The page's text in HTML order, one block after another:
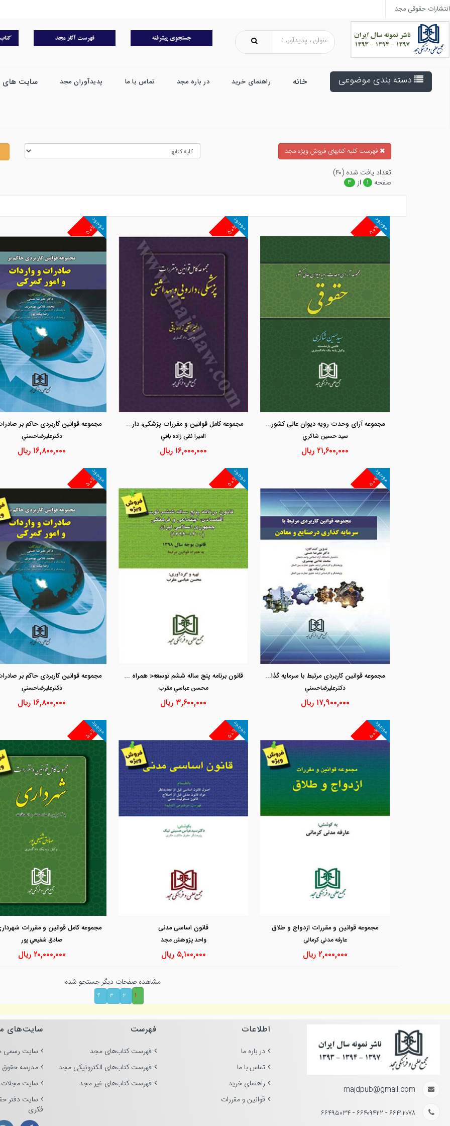
انتشارات حقوقی مجد
دسته بندی موضوعی خانه راهنمای خرید در باره مجد تماس با ما پدیدآوران مجد سایت های
فهرست کلیه کتابهای فروش ویژه مجد
تعداد يافت شده (۴۰)
صفحه
۱ از ۳
۵۰%
موجود
مجموعه آرای وحدت رویه دیوان عالی کشور «حقوقی»
سيد حسين شاكري
۲۱,۶۰۰,۰۰۰ریال
۵۰%
موجود
مشاهده و خرید
مجموعه کامل قوانین و مقررات پزشکی، دارویی و بهداشتی
الميرا نقي زاده باقي
۱۶,۰۰۰,۰۰۰ ریال
۵۰%
موجود
دكترعليرضاحسني
۱۶,۸۰۰,۰۰۰ ریال
۵۰%
موجود
مجموعه قوانین کاربردی مرتبط با سرمایه گذاری در صنایع و معادن
دكترعليرضاحسني
۱۷,۹۰۰,۰۰۰ ریال
۵۰%
موجود
مشاهده و خرید
قانون برنامه پنج ساله ششم توسعه« همراه قانون بودجه »(1400-1396)
محسن عباسي مقرب
۳,۶۰۰,۰۰۰ریال
۵۰%
موجود
دكترعليرضاحسني
۱۶,۸۰۰,۰۰۰ ریال
۵۰%
موجود
مجموعه قوانین و مقررات ازدواج و طلاق
عارفه مدني كرماني
۲,۰۰۰,۰۰۰ریال
۵۰%
موجود
مشاهده و خرید
قانون اساسی مدنی
واحد پژوهش مجد
۵,۱۰۰,۰۰۰ ریال
۵۰%
موجود
صادق شفيعي پور
۲۰,۰۰۰,۰۰۰ریال
مشاهده صفحات دیگر جستجو شده
۱
۲ ۳ ۴
majdpub@gmail.com
۶۶۴۱۲۰۷۸ - ۶۶۴۰۹۴۲۲ - ۶۶۴۹۵۰۳۴
اطلاعات
در باره ما
تماس با ما
راهنمای خرید
قوانین و مقررات
فهرست
فهرست کتاب‌های مجد
فهرست کتاب‌های الکترونیکی مجد
فهرست کتاب‌های غیر مجد
سایت‌های
سایت رسمی
مدرسه
سایت
سایت دفتر
فکری